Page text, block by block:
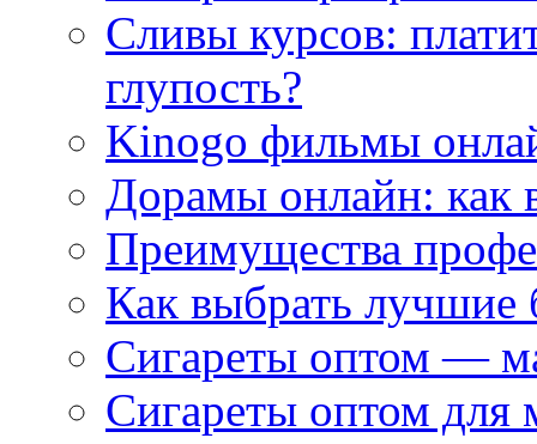
Сливы курсов:
глупость?
Kinogo фильмы
Дорамы онлайн: как
Преимущества
Как выбрать
Сигареты оптом —
Сигареты оптом для